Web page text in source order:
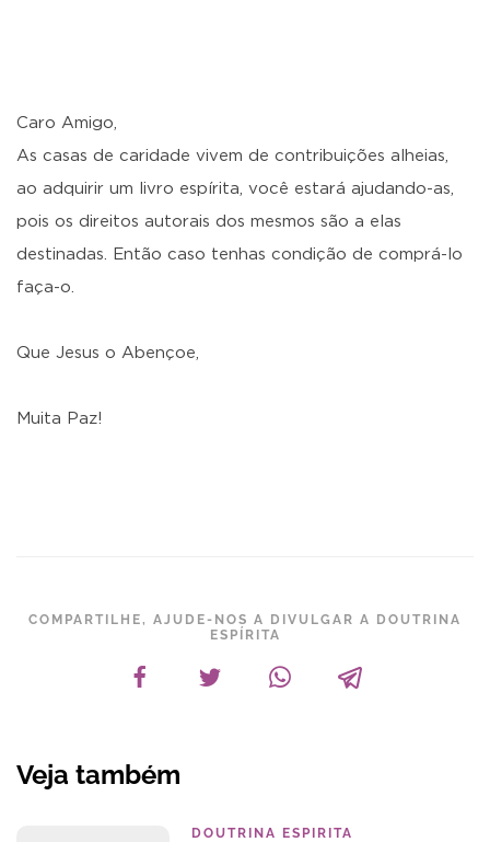
Caro Amigo,
As casas de caridade vivem de contribuições alheias,
ao adquirir um livro espírita, você estará ajudando-as,
pois os direitos autorais dos mesmos são a elas
destinadas. Então caso tenhas condição de comprá-lo
faça-o.
Que Jesus o Abençoe,
Muita Paz!
COMPARTILHE, AJUDE-NOS A DIVULGAR A DOUTRINA
ESPÍRITA
Veja também
DOUTRINA ESPIRITA